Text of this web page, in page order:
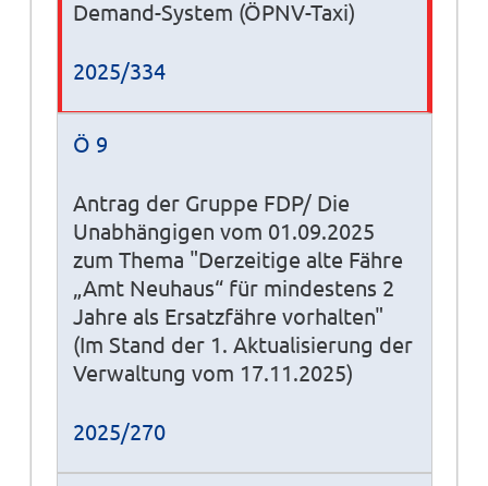
Demand-System (ÖPNV-Taxi)
2025/334
Ö 9
Antrag der Gruppe FDP/ Die
Unabhängigen vom 01.09.2025
zum Thema "Derzeitige alte Fähre
„Amt Neuhaus“ für mindestens 2
Jahre als Ersatzfähre vorhalten"
(Im Stand der 1. Aktualisierung der
Verwaltung vom 17.11.2025)
2025/270